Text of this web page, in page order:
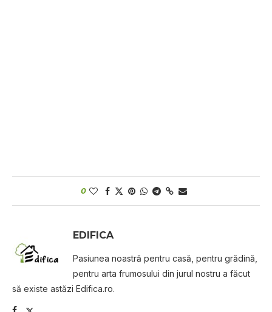
0
EDIFICA
Pasiunea noastră pentru casă, pentru grădină,
pentru arta frumosului din jurul nostru a făcut
să existe astăzi Edifica.ro.